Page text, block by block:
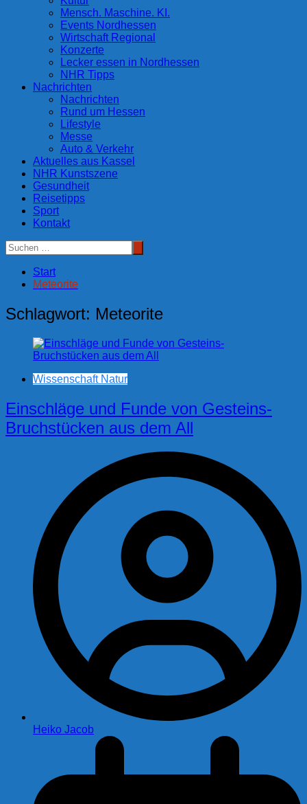
Mensch. Maschine. KI.
Events Nordhessen
Wirtschaft Regional
Konzerte
Lecker essen in Nordhessen
NHR Tipps
Nachrichten
Nachrichten
Rund um Hessen
Lifestyle
Messe
Auto & Verkehr
Aktuelles aus Kassel
NHR Kunstszene
Gesundheit
Reisetipps
Sport
Kontakt
Start
Meteorite
Schlagwort: Meteorite
Wissenschaft Natur
Einschläge und Funde von Gesteins-
Bruchstücken aus dem All
Heiko Jacob